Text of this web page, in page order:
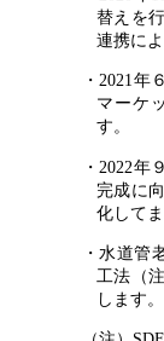
替えを
連携に
・2021
マーケ
す。
・2022
完成に
化してま
・水道管
工法（
します。